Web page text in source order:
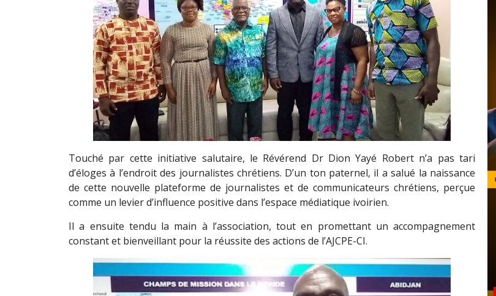
Touché par cette initiative salutaire, le Révérend Dr Dion Yayé Robert n’a pas tari
d’éloges à l’endroit des journalistes chrétiens. D’un ton paternel, il a salué la naissance
de cette nouvelle plateforme de journalistes et de communicateurs chrétiens, perçue
comme un levier d’influence positive dans l’espace médiatique ivoirien.
Il a ensuite tendu la main à l’association, tout en promettant un accompagnement
constant et bienveillant pour la réussite des actions de l’AJCPE-CI.